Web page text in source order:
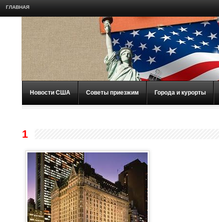
ГЛАВНАЯ
Новости США Советы приезжим Города и курорты
1